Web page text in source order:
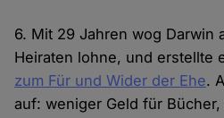
6. Mit 29 Jahren wog Darwin
Heiraten lohne, und erstellte
zum Für und Wider der Ehe.
auf: weniger Geld für